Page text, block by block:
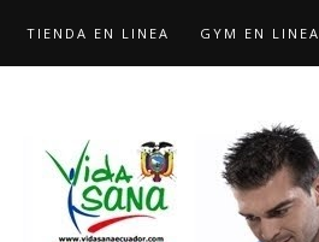
TIENDA EN LINEA GYM EN LINEA